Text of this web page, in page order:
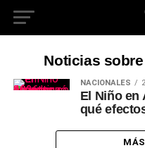
Noticias
NACIONALES
El Niño en
qué